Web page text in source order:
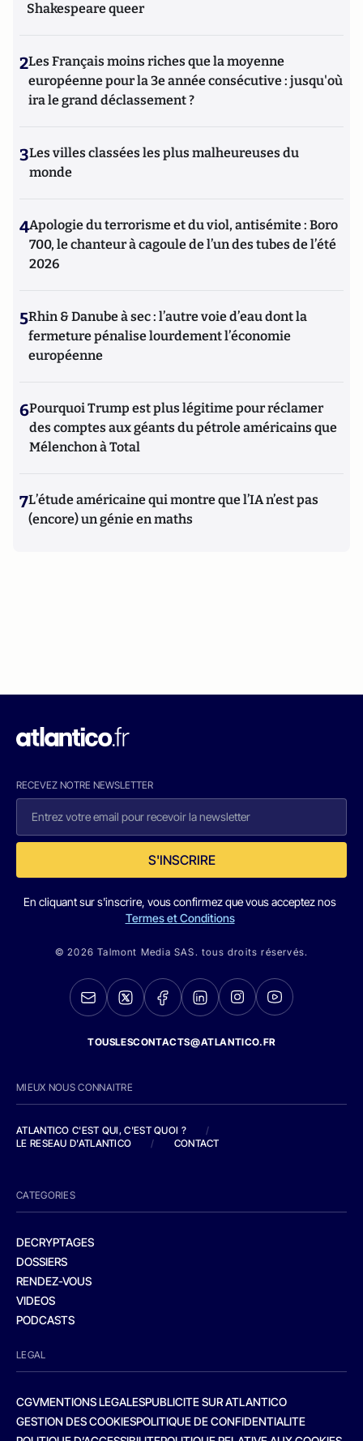
Shakespeare queer
2Les Français moins riches que la moyenne
européenne pour la 3e année consécutive : jusqu'où
ira le grand déclassement ?
3Les villes classées les plus malheureuses du
monde
4Apologie du terrorisme et du viol, antisémite : Boro
700, le chanteur à cagoule de l’un des tubes de l’été
2026
5Rhin & Danube à sec : l’autre voie d’eau dont la
fermeture pénalise lourdement l’économie
européenne
6Pourquoi Trump est plus légitime pour réclamer
des comptes aux géants du pétrole américains que
Mélenchon à Total
7L’étude américaine qui montre que l’IA n’est pas
(encore) un génie en maths
RECEVEZ NOTRE NEWSLETTER
S'INSCRIRE
En cliquant sur s'inscrire, vous confirmez que vous acceptez nos
Termes et Conditions
© 2026 Talmont Media SAS. tous droits réservés.
TOUSLESCONTACTS@ATLANTICO.FR
MIEUX NOUS CONNAITRE
ATLANTICO C'EST QUI, C'EST QUOI ?
/
LE RESEAU D'ATLANTICO
/ CONTACT
CATEGORIES
DECRYPTAGES
DOSSIERS
RENDEZ-VOUS
VIDEOS
PODCASTS
LEGAL
CGVMENTIONS LEGALESPUBLICITE SUR ATLANTICO
GESTION DES COOKIESPOLITIQUE DE CONFIDENTIALITE